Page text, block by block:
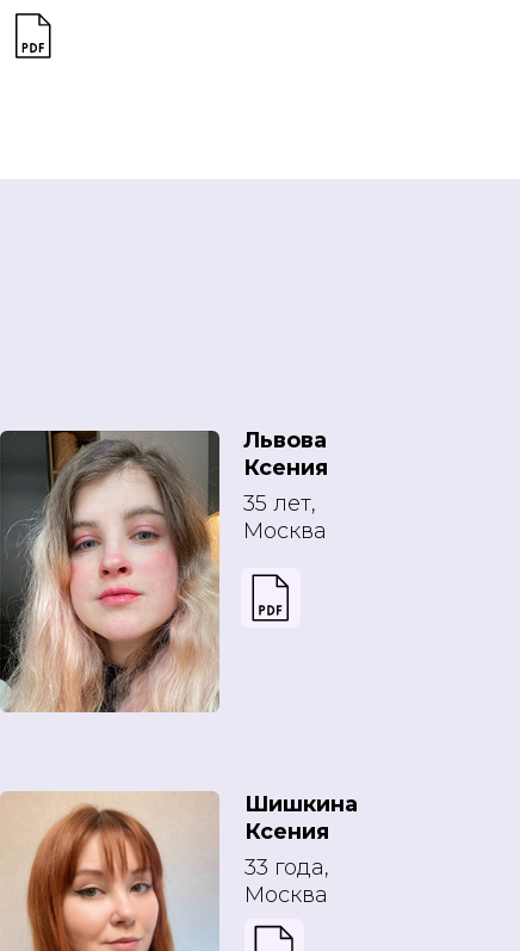
Львова
Ксения
35 лет,
Москва
Шишкина
Ксения
33 года,
Москва